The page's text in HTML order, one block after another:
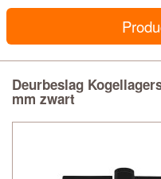
Deurbeslag
mm zwart